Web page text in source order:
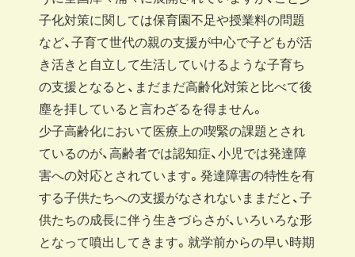
子化対策に関しては保育園不足や授業料の問題
など、子育て世代の親の支援が中心で子どもが活
き活きと自立して生活していけるような子育ち
の支援となると、まだまだ高齢化対策と比べて後
塵を拝していると言わざるを得ません。
少子高齢化において医療上の喫緊の課題とされ
ているのが、高齢者では認知症、小児では発達障
害への対応とされています。発達障害の特性を有
する子供たちへの支援がなされないままだと、子
供たちの成長に伴う生きづらさが、いろいろな形
となって噴出してきます。就学前からの早い時期